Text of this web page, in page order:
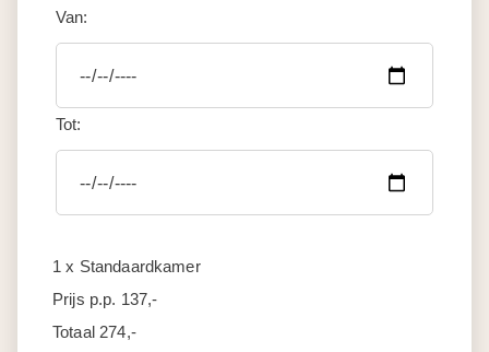
Van:
Tot:
1 x Standaardkamer
Prijs p.p. 137,-
Totaal274,-